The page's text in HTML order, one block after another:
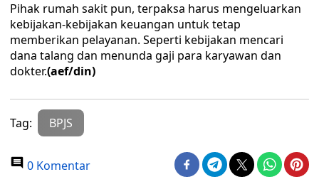
Pihak rumah sakit pun, terpaksa harus mengeluarkan
kebijakan-kebijakan keuangan untuk tetap
memberikan pelayanan. Seperti kebijakan mencari
dana talang dan menunda gaji para karyawan dan
dokter.(aef/din)
Tag: BPJS
0 Komentar